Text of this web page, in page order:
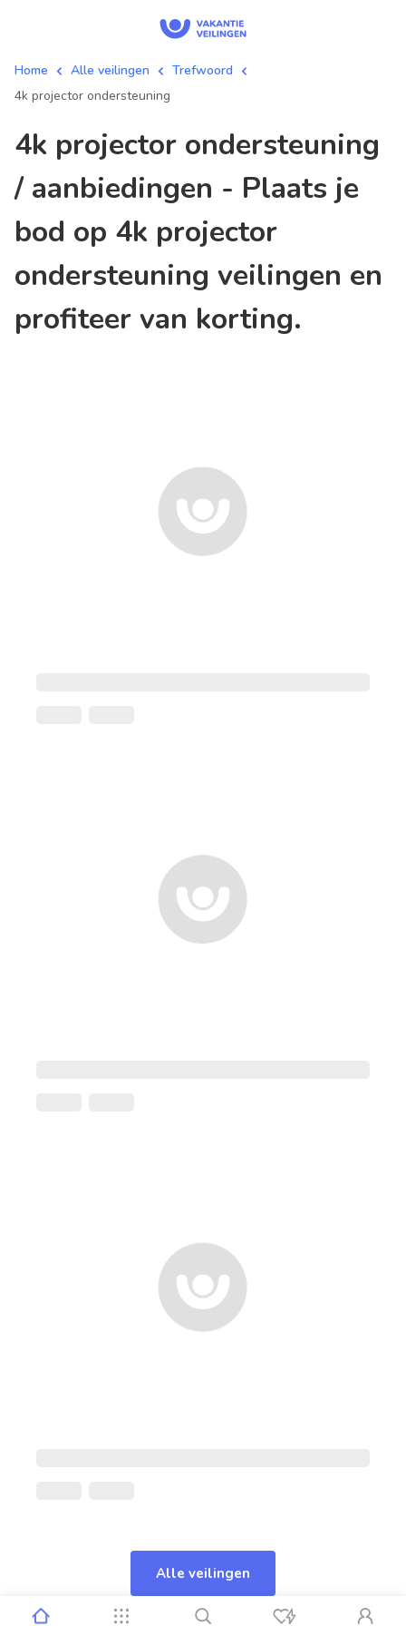
Home Alle veilingen
Trefwoord
4k projector ondersteuning
4k projector ondersteuning
/ aanbiedingen - Plaats je
bod op 4k projector
ondersteuning veilingen en
profiteer van korting.
Alle veilingen